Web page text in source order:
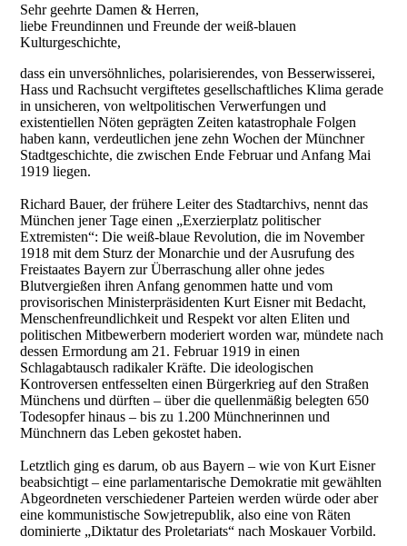
Sehr geehrte Damen & Herren,
liebe Freundinnen und Freunde der weiß-blauen
Kulturgeschichte,
dass ein unversöhnliches, polarisierendes, von Besserwisserei,
Hass und Rachsucht vergiftetes gesellschaftliches Klima gerade
in unsicheren, von weltpolitischen Verwerfungen und
existentiellen Nöten geprägten Zeiten katastrophale Folgen
haben kann, verdeutlichen jene zehn Wochen der Münchner
Stadtgeschichte, die zwischen Ende Februar und Anfang Mai
1919 liegen.
Richard Bauer, der frühere Leiter des Stadtarchivs, nennt das
München jener Tage einen „Exerzierplatz politischer
Extremisten“: Die weiß-blaue Revolution, die im November
1918 mit dem Sturz der Monarchie und der Ausrufung des
Freistaates Bayern zur Überraschung aller ohne jedes
Blutvergießen ihren Anfang genommen hatte und vom
provisorischen Ministerpräsidenten Kurt Eisner mit Bedacht,
Menschenfreundlichkeit und Respekt vor alten Eliten und
politischen Mitbewerbern moderiert worden war, mündete nach
dessen Ermordung am 21. Februar 1919 in einen
Schlagabtausch radikaler Kräfte. Die ideologischen
Kontroversen entfesselten einen Bürgerkrieg auf den Straßen
Münchens und dürften – über die quellenmäßig belegten 650
Todesopfer hinaus – bis zu 1.200 Münchnerinnen und
Münchnern das Leben gekostet haben.
Letztlich ging es darum, ob aus Bayern – wie von Kurt Eisner
beabsichtigt – eine parlamentarische Demokratie mit gewählten
Abgeordneten verschiedener Parteien werden würde oder aber
eine kommunistische Sowjetrepublik, also eine von Räten
dominierte „Diktatur des Proletariats“ nach Moskauer Vorbild.